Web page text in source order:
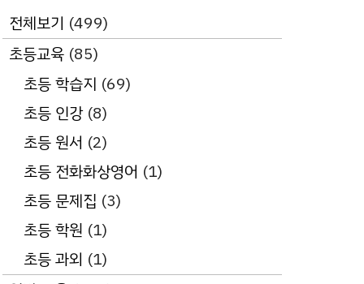
전체보기 (499)
초등교육 (85)
초등 학습지 (69)
초등 인강(8)
초등 원서 (2)
초등 전화화상영어 (1)
초등 문제집 (3)
초등 학원 (1)
초등 과외 (1)